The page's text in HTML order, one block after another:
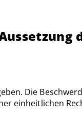
Die
einheitlichen